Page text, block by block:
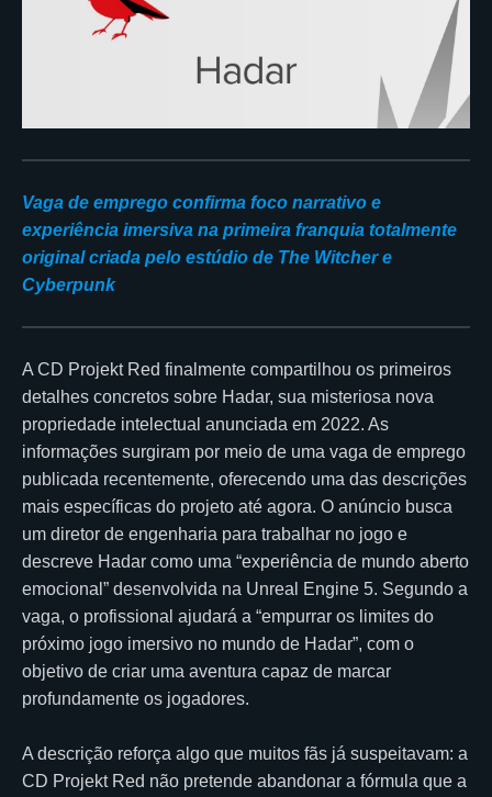
Vaga de emprego confirma foco narrativo e
experiência imersiva na primeira franquia totalmente
original criada pelo estúdio de The Witcher e
Cyberpunk
A CD Projekt Red finalmente compartilhou os primeiros
detalhes concretos sobre Hadar, sua misteriosa nova
propriedade intelectual anunciada em 2022. As
informações surgiram por meio de uma vaga de emprego
publicada recentemente, oferecendo uma das descrições
mais específicas do projeto até agora. O anúncio busca
um diretor de engenharia para trabalhar no jogo e
descreve Hadar como uma “experiência de mundo aberto
emocional” desenvolvida na Unreal Engine 5. Segundo a
vaga, o profissional ajudará a “empurrar os limites do
próximo jogo imersivo no mundo de Hadar”, com o
objetivo de criar uma aventura capaz de marcar
profundamente os jogadores.
A descrição reforça algo que muitos fãs já suspeitavam: a
CD Projekt Red não pretende abandonar a fórmula que a